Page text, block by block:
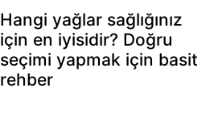
Hangi yağlar sağlığınız
için en iyisidir? Doğru
seçimi yapmak için basit
rehber